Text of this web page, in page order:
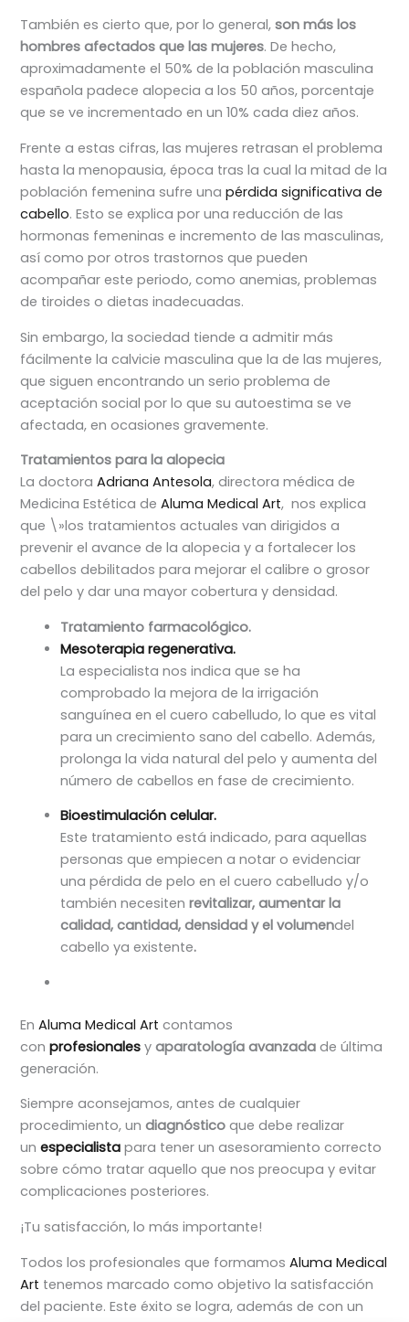
También es cierto que, por lo general,son más los
hombres afectados que las mujeres. De hecho,
aproximadamente el 50% de la población masculina
española padece alopecia a los 50 años, porcentaje
que se ve incrementado en un 10% cada diez años.
Frente a estas cifras, las mujeres retrasan el problema
hasta la menopausia, época tras la cual la mitad de la
población femenina sufre unapérdida significativa de
cabello. Esto se explica por una reducción de las
hormonas femeninas e incremento de las masculinas,
así como por otros trastornos que pueden
acompañar este periodo, como anemias, problemas
de tiroides o dietas inadecuadas.
Sin embargo, la sociedad tiende a admitir más
fácilmente la calvicie masculina que la de las mujeres,
que siguen encontrando un serio problema de
aceptación social por lo que su autoestima se ve
afectada, en ocasiones gravemente.
Tratamientos para la alopecia
La doctoraAdriana Antesola, directora médica de
Medicina Estética deAluma Medical Art, nos explica
que \»los tratamientos actuales van dirigidos a
prevenir el avance de la alopecia y a fortalecer los
cabellos debilitados para mejorar el calibre o grosor
del pelo y dar una mayor cobertura y densidad.
Tratamiento farmacológico.
Mesoterapia regenerativa.
La especialista nos indica que se ha
comprobado la mejora de la irrigación
sanguínea en el cuero cabelludo, lo que es vital
para un crecimiento sano del cabello. Además,
prolonga la vida natural del pelo y aumenta del
número de cabellos en fase de crecimiento.
Bioestimulación celular.
Este tratamiento está indicado, para aquellas
personas que empiecen a notar o evidenciar
una pérdida de pelo en el cuero cabelludo y/o
también necesitenrevitalizar, aumentar la
calidad, cantidad, densidad y el volumendel
cabello ya existente.
EnAluma Medical Art contamos
conprofesionales yaparatología avanzadade última
generación.
Siempre aconsejamos, antes de cualquier
procedimiento, undiagnóstico que debe realizar
unespecialista para tener un asesoramiento correcto
sobre cómo tratar aquello que nos preocupa y evitar
complicaciones posteriores.
¡Tu satisfacción, lo más importante!
Todos los profesionales que formamosAluma Medical
Art tenemos marcado como objetivo la satisfacción
del paciente. Este éxito se logra, además de con un